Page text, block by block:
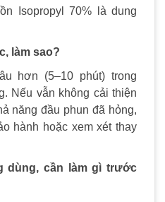
Isopropyl 70% là dung
làm sao?
hơn (5–10 phút) trong
Nếu vẫn không cải thiện
năng đầu phun đã hỏng,
hành hoặc xem xét thay
dùng, cần làm gì trước